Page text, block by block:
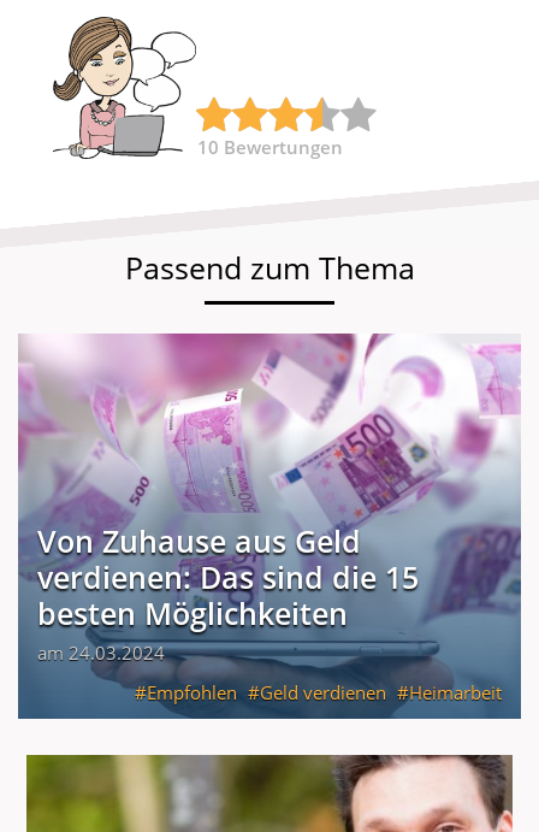
10 Bewertungen
Passend zum Thema
Von Zuhause aus Geld
verdienen: Das sind die 15
besten Möglichkeiten
am 24.03.2024
Empfohlen
Geld verdienen Heimarbeit